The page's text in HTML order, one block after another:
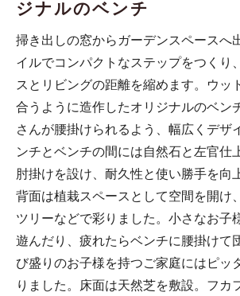
ジナルのベンチ
掃き出しの窓からガーデンスペースへ
イルでコンパクトなステップをつくり
スとリビングの距離を縮めます。ウッ
合うように造作したオリジナルのベン
さんが腰掛けられるよう、幅広くデザ
ンチとベンチの間には自然石と左官仕
肘掛けを設け、耐久性と使い勝手を向
背面は植栽スペースとして空間を開け
ツリーなどで彩りました。小さなお子
遊んだり、疲れたらベンチに腰掛けて
び盛りのお子様を持つご家庭にはピッ
りました。床面は天然芝を敷設。フカ